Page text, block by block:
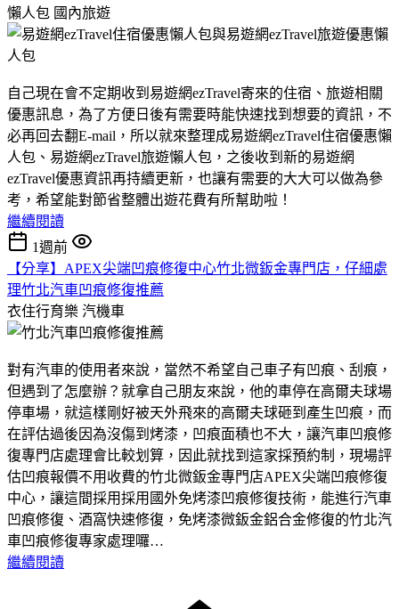
懶人包 國內旅遊
自己現在會不定期收到易遊網ezTravel寄來的住宿、旅遊相關
優惠訊息，為了方便日後有需要時能快速找到想要的資訊，不
必再回去翻E-mail，所以就來整理成易遊網ezTravel住宿優惠懶
人包、易遊網ezTravel旅遊懶人包，之後收到新的易遊網
ezTravel優惠資訊再持續更新，也讓有需要的大大可以做為參
考，希望能對節省整體出遊花費有所幫助啦！
繼續閱讀
1週前
【分享】APEX尖端凹痕修復中心竹北微鈑金專門店，仔細處
理竹北汽車凹痕修復推薦
衣住行育樂 汽機車
對有汽車的使用者來說，當然不希望自己車子有凹痕、刮痕，
但遇到了怎麼辦？就拿自己朋友來說，他的車停在高爾夫球場
停車場，就這樣剛好被天外飛來的高爾夫球砸到產生凹痕，而
在評估過後因為沒傷到烤漆，凹痕面積也不大，讓汽車凹痕修
復專門店處理會比較划算，因此就找到這家採預約制，現場評
估凹痕報價不用收費的竹北微鈑金專門店APEX尖端凹痕修復
中心，讓這間採用採用國外免烤漆凹痕修復技術，能進行汽車
凹痕修復、酒窩快速修復，免烤漆微鈑金鋁合金修復的竹北汽
車凹痕修復專家處理囉…
繼續閱讀